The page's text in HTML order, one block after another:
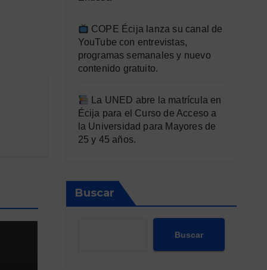
COPE Écija lanza su canal de
YouTube con entrevistas,
programas semanales y nuevo
contenido gratuito.
La UNED abre la matrícula en
Écija para el Curso de Acceso a
la Universidad para Mayores de
25 y 45 años.
Buscar
Buscar